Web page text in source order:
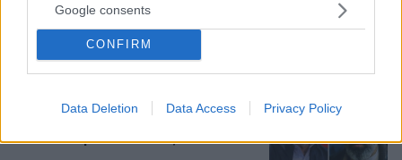
Google consents
CONFIRM
Data Deletion Data Access Privacy Policy
06.08.2026, 11:01
Χαμενεΐ στην Τεχεράνη: Βρέθηκαν σε
αλλά δεν έβλεπαν ο ένας τον άλλο